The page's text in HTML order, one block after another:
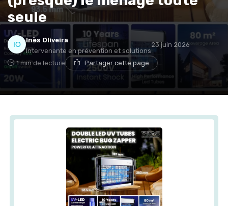
seule
Inès Oliveira
Intervenante en prévention et solutions
23 juin 2026
1 min de lecture Partager cette page